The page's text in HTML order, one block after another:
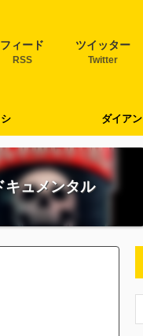
フィード
RSS
ツイッター
Twitter
ダイアン
キュメンタル